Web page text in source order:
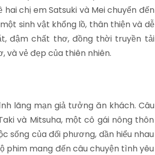
hai chị em Satsuki và Mei chuyển đến
sinh vật khổng lồ, thân thiện và dễ
đậm chất thơ, đồng thời truyền tải
và vẻ đẹp của thiên nhiên.
lãng mạn giả tưởng ăn khách. Câu
và Mitsuha, một cô gái nông thôn
sống của đối phương, dần hiểu nhau
phim mang đến câu chuyện tình yêu